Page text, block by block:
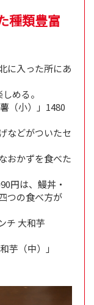
種類豊富
に入った所にあ
める。
（小）」1480
などがついたセ
おかずを食べた
円は、鰻丼・
つの食べ方が
チ 大和芋
芋（中）」